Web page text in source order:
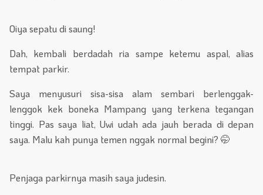
Oiya sepatu di saung!
Dah, kembali berdadah ria sampe ketemu aspal, alias
tempat parkir.
Saya menyusuri sisa-sisa alam sembari berlenggak-
lenggok kek boneka Mampang yang terkena tegangan
tinggi. Pas saya liat, Uwi udah ada jauh berada di depan
saya. Malu kah punya temen nggak normal begini? 🤭
Penjaga parkirnya masih saya judesin.